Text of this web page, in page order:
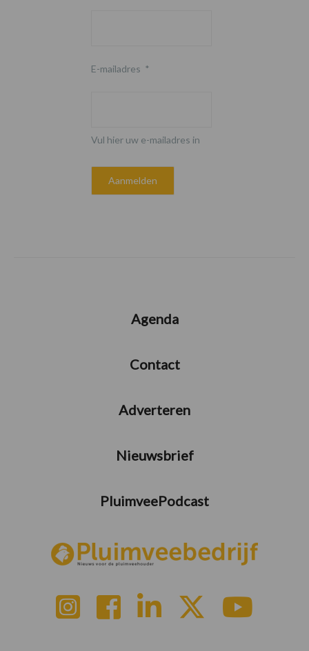
E-mailadres *
Vul hier uw e-mailadres in
Agenda
Contact
Adverteren
Nieuwsbrief
PluimveePodcast